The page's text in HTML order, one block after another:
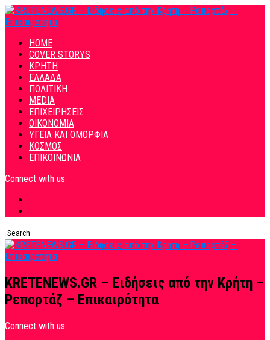
HOME
COVER STORYS
ΚΡΗΤΗ
ΕΛΛΑΔΑ
ΠΟΛΙΤΙΚΗ
MEDIA
ΕΠΙΧΕΙΡΗΣΕΙΣ
ΟΙΚΟΝΟΜΙΑ
ΥΓΕΙΑ ΚΑΙ ΟΜΟΡΦΙΑ
ΚΟΣΜΟΣ
ΕΠΙΚΟΙΝΩΝΙΑ
Connect with us
KRETENEWS.GR – Ειδήσεις από την Κρήτη –
Ρεπορτάζ – Επικαιρότητα
Connect with us